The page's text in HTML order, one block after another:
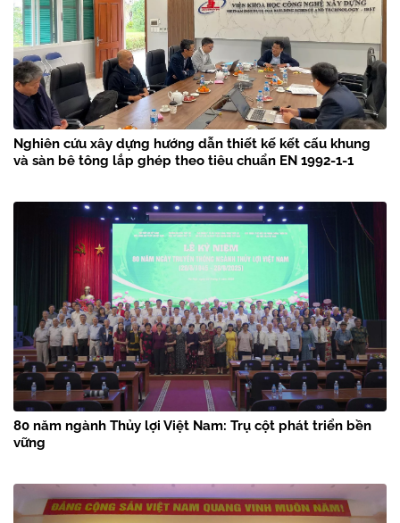
Nghiên cứu xây dựng hướng dẫn thiết kế kết cấu khung
và sàn bê tông lắp ghép theo tiêu chuẩn EN 1992-1-1
80 năm ngành Thủy lợi Việt Nam: Trụ cột phát triển bền
vững